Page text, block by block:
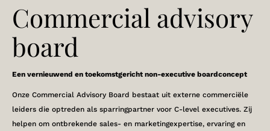
Commercial advisory
board
Een vernieuwend en toekomstgericht non-executive boardconcept
Onze Commercial Advisory Board bestaat uit externe commerciële
leiders die optreden als sparringpartner voor C-level executives. Zij
helpen om ontbrekende sales- en marketingexpertise, ervaring en